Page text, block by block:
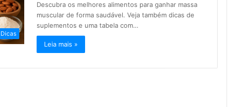
Dicas
Descubra os melhores alimentos para ganhar massa
muscular de forma saudável. Veja também dicas de
suplementos e uma tabela com…
Leia mais »